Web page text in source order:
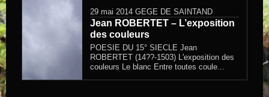
29 mai 2014 GEGE DE SAINTAND
Jean ROBERTET – L’exposition
des couleurs
POESIE DU 15° SIECLE Jean
ROBERTET (14??-1503) L'exposition des
couleurs Le blanc Entre toutes coule...